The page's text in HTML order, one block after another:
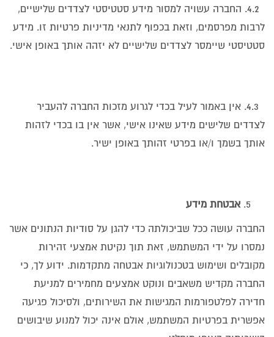
4.2. החברה עשויה למסור מידע סטטיסטי לצדדים שלישיים,
לרבות מפרסמים, וזאת בכפוף לתנאי מדיניות פרטיות זו. מידע
סטטיסטי שיימסר לצדדים שלישיים לא יזהה אותך באופן אישי.
4.3. אין באמור לעיל בכדי לגרוע מזכות החברה להעביר
לצדדים שלישים מידע שאינו אישי, אשר אין בו בכדי לזהות
אותך בשמך ו/או בפרטי זהותך באופן ישיר.
אבטחת מידע
החברה עושה ככל שביכולתה כדי להגן על סודיות הנתונים אשר
נמסרו על ידי המשתמש, זאת תוך נקיטת אמצעי זהירות
מקובלים ושימוש בטכנולוגיות אבטחה מתקדמות. ידוע לך, כי
החברה מקדיש משאבים ונוקט אמצעים מחמירים למניעת
חדירה לפלטפורמות המגישות את השירותים, ולסיכול פגיעה
אפשרית בפרטיות המשתמש, אולם אינה יכול למנוע שיבושים